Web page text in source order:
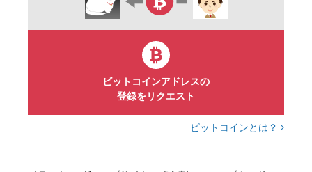
ビットコインアドレスの
登録をリクエスト
ビットコインとは？